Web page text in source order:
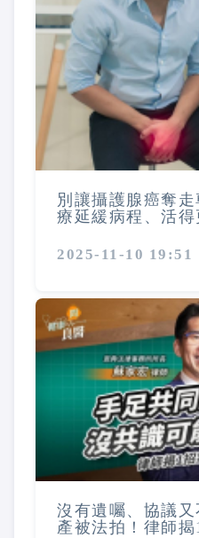
別讓攝護腺癌奪
療延緩病程、活得
2025-11-10 19:51
沒有遺囑、協議
產被法拍！律師